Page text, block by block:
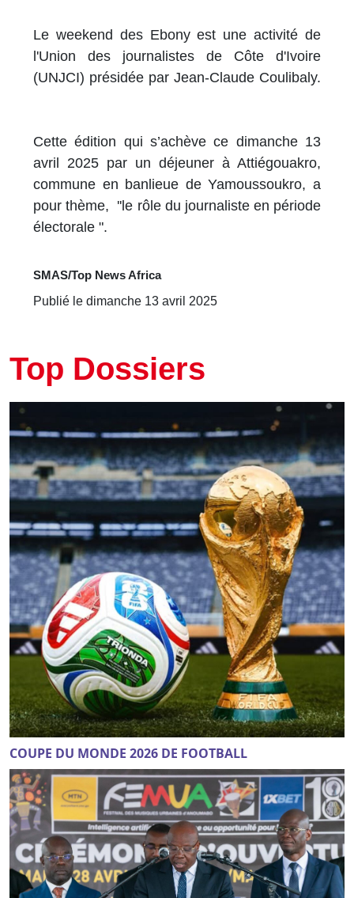
Le weekend des Ebony est une activité de
l'Union des journalistes de Côte d'Ivoire
(UNJCI) présidée par Jean-Claude Coulibaly.
Cette édition qui s’achève ce dimanche 13
avril 2025 par un déjeuner à Attiégouakro,
commune en banlieue de Yamoussoukro, a
pour thème, ''le rôle du journaliste en période
électorale ".
SMAS/Top News Africa
Publié le dimanche 13 avril 2025
Top Dossiers
COUPE DU MONDE 2026 DE FOOTBALL